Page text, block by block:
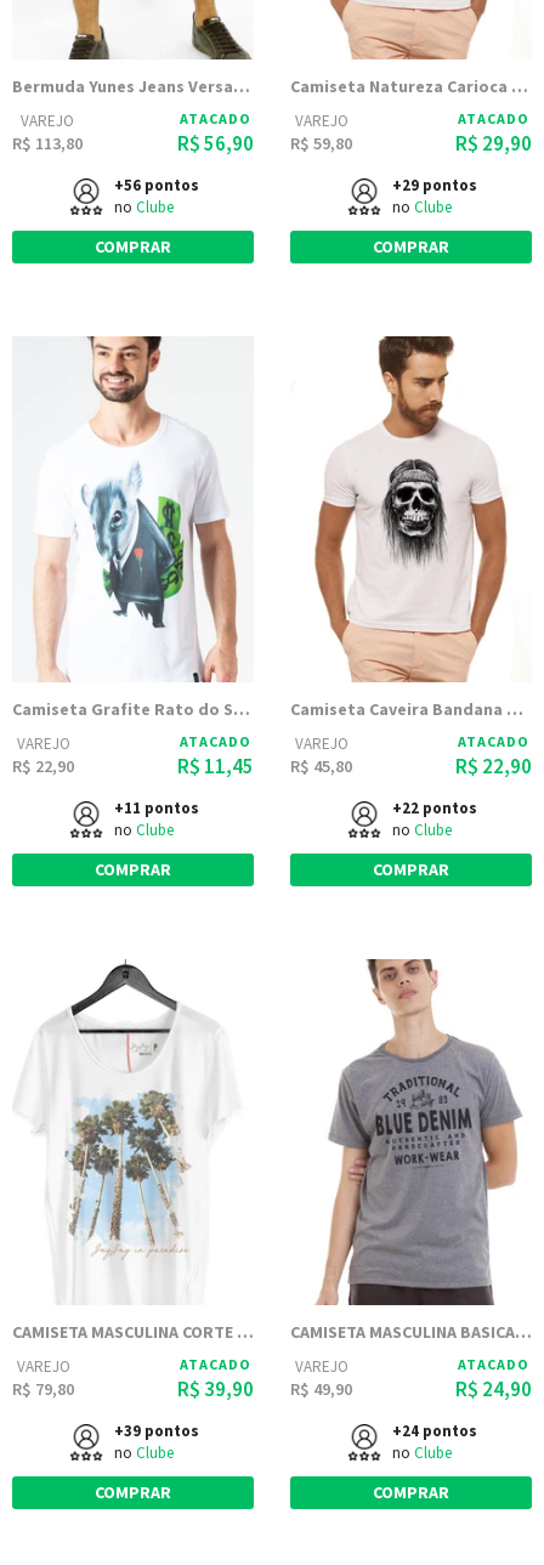
Bermuda Yunes Jeans Versalhes Cordão Masculina
VAREJO
R$ 113,80
ATACADO
R$ 56,90
+56 pontos
no Clube
COMPRAR
Camiseta Natureza Carioca Branca Estampada
VAREJO
R$ 59,80
ATACADO
R$ 29,90
+29 pontos
no Clube
COMPRAR
Camiseta Grafite Rato do Senado - Branca
VAREJO
R$ 22,90
ATACADO
R$ 11,45
+11 pontos
no Clube
COMPRAR
Camiseta Caveira Bandana Branca Estampada
VAREJO
R$ 45,80
ATACADO
R$ 22,90
+22 pontos
no Clube
COMPRAR
CAMISETA MASCULINA CORTE A FIO - SAN DIEGO
VAREJO
R$ 79,80
ATACADO
R$ 39,90
+39 pontos
no Clube
COMPRAR
CAMISETA MASCULINA BASICA ESTAMPADA JAY JAY - BLUE DENIM
VAREJO
R$ 49,90
ATACADO
R$ 24,90
+24 pontos
no Clube
COMPRAR